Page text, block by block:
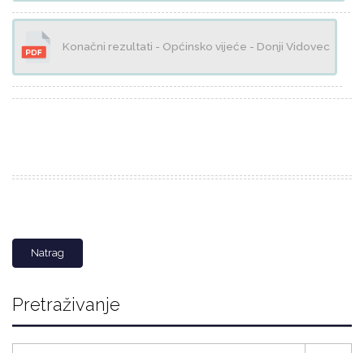
Konačni rezultati - Općinsko vijeće - Donji Vidovec
Natrag
Pretraživanje